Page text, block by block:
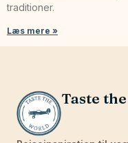
traditioner.
Læs mere »
Taste